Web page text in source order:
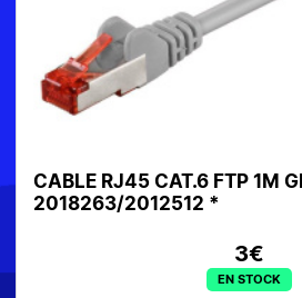
CABLE RJ45 CAT.6 FTP 1M
2018263/2012512 *
3€
EN STOCK